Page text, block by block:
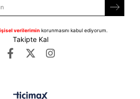
verilerimin korunmasını kabul ediyorum.
Takipte Kal